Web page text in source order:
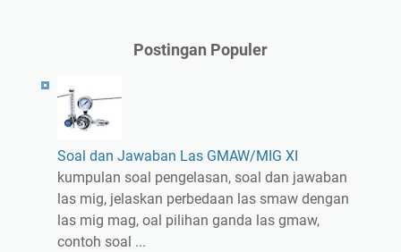
Postingan Populer
Soal dan Jawaban Las GMAW/MIG XI
kumpulan soal pengelasan, soal dan jawaban
las mig, jelaskan perbedaan las smaw dengan
las mig mag, oal pilihan ganda las gmaw,
contoh soal ...